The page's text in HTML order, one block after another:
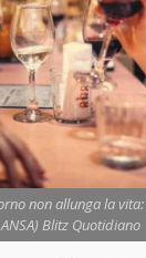
non allunga la
Blitz Quotidiano